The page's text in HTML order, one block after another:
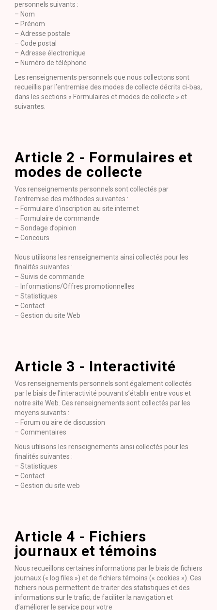
personnels suivants :
– Nom
– Prénom
– Adresse postale
– Code postal
– Adresse électronique
– Numéro de téléphone
Les renseignements personnels que nous collectons sont
recueillis par l’entremise des modes de collecte décrits ci-bas,
dans les sections « Formulaires et modes de collecte » et
suivantes.
Article 2 - Formulaires et
modes de collecte
Vos renseignements personnels sont collectés par
l’entremise des méthodes suivantes :
– Formulaire d’inscription au site internet
– Formulaire de commande
– Sondage d’opinion
– Concours
Nous utilisons les renseignements ainsi collectés pour les
finalités suivantes :
– Suivis de commande
– Informations/Offres promotionnelles
– Statistiques
– Contact
– Gestion du site Web
Article 3 - Interactivité
Vos renseignements personnels sont également collectés
par le biais de l’interactivité pouvant s’établir entre vous et
notre site Web. Ces renseignements sont collectés par les
moyens suivants :
– Forum ou aire de discussion
– Commentaires
Nous utilisons les renseignements ainsi collectés pour les
finalités suivantes :
– Statistiques
– Contact
– Gestion du site web
Article 4 - Fichiers
journaux et témoins
Nous recueillons certaines informations par le biais de fichiers
journaux (« log files ») et de fichiers témoins (« cookies »). Ces
fichiers nous permettent de traiter des statistiques et des
informations sur le trafic, de faciliter la navigation et
d’améliorer le service pour votre